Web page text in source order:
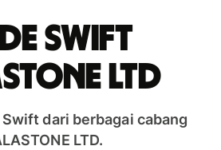
Swift
LTD
dari berbagai cabang
LTD.